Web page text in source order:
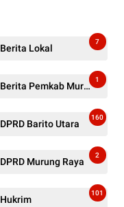
Berita Lokal
7
Berita Pemkab Murung Raya
1
DPRD Barito Utara
160
DPRD Murung Raya
2
Hukrim
101